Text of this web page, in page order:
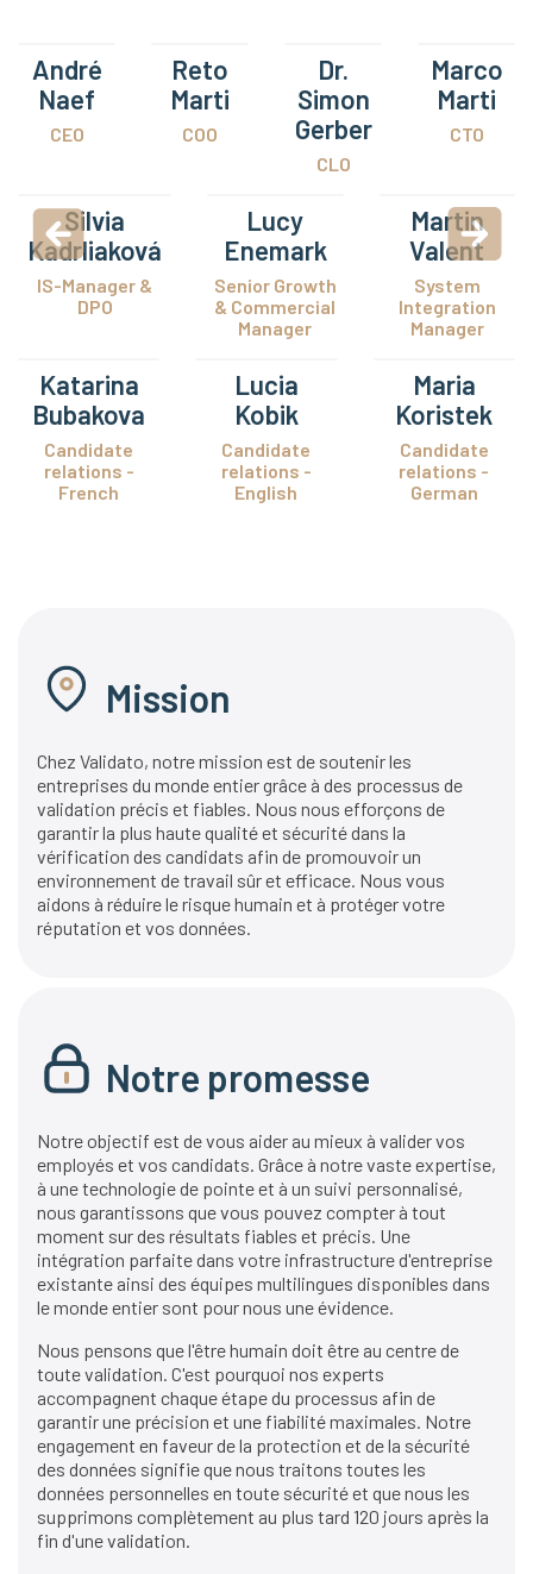
André
Naef
CEO
Reto
Marti
COO
Dr.
Simon
Gerber
CLO
Marco
Marti
CTO
Silvia
Kadrliaková
IS-Manager &
DPO
Lucy
Enemark
Senior Growth
& Commercial
Manager
Martin
Valent
System
Integration
Manager
Katarina
Bubakova
Candidate
relations -
French
Lucia
Kobik
Candidate
relations -
English
Maria
Koristek
Candidate
relations -
German
Mission
Chez Validato, notre mission est de soutenir les
entreprises du monde entier grâce à des processus de
validation précis et fiables. Nous nous efforçons de
garantir la plus haute qualité et sécurité dans la
vérification des candidats afin de promouvoir un
environnement de travail sûr et efficace. Nous vous
aidons à réduire le risque humain et à protéger votre
réputation et vos données.
Notre promesse
Notre objectif est de vous aider au mieux à valider vos
employés et vos candidats. Grâce à notre vaste expertise,
à une technologie de pointe et à un suivi personnalisé,
nous garantissons que vous pouvez compter à tout
moment sur des résultats fiables et précis. Une
intégration parfaite dans votre infrastructure d'entreprise
existante ainsi des équipes multilingues disponibles dans
le monde entier sont pour nous une évidence.
Nous pensons que l'être humain doit être au centre de
toute validation. C'est pourquoi nos experts
accompagnent chaque étape du processus afin de
garantir une précision et une fiabilité maximales. Notre
engagement en faveur de la protection et de la sécurité
des données signifie que nous traitons toutes les
données personnelles en toute sécurité et que nous les
supprimons complètement au plus tard 120 jours après la
fin d'une validation.